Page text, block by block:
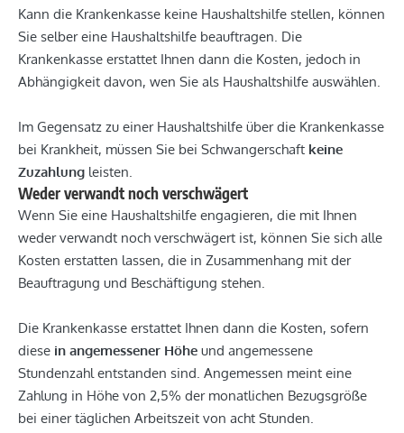
Kann die Krankenkasse keine Haushaltshilfe stellen, können
Sie selber eine Haushaltshilfe beauftragen. Die
Krankenkasse erstattet Ihnen dann die Kosten, jedoch in
Abhängigkeit davon, wen Sie als Haushaltshilfe auswählen.
Im Gegensatz zu einer Haushaltshilfe über die Krankenkasse
bei Krankheit, müssen Sie bei Schwangerschaft keine
Zuzahlung leisten.
Weder verwandt noch verschwägert
Wenn Sie eine Haushaltshilfe engagieren, die mit Ihnen
weder verwandt noch verschwägert ist, können Sie sich alle
Kosten erstatten lassen, die in Zusammenhang mit der
Beauftragung und Beschäftigung stehen.
Die Krankenkasse erstattet Ihnen dann die Kosten, sofern
diese in angemessener Höhe und angemessene
Stundenzahl entstanden sind. Angemessen meint eine
Zahlung in Höhe von 2,5% der monatlichen Bezugsgröße
bei einer täglichen Arbeitszeit von acht Stunden.